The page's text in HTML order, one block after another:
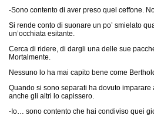
-Sono contento di aver preso quel ceffone.
Si rende conto di suonare un po’ smielato
un’occhiata esitante.
Cerca di ridere, di dargli una delle sue
Mortalmente.
Nessuno lo ha mai capito bene come
Quando si sono separati ha dovuto
anche gli altri lo capissero.
-Io… sono contento che hai condiviso quei